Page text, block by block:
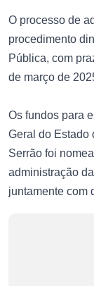
O processo de
procedimento
Pública, com
de março de
Os fundos para
Geral do Estado
Serrão foi
administração
juntamente com